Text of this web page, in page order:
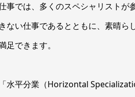
事では、多くのスペシャリストが
ない仕事であるとともに、素晴ら
できます。
水平分業（Horizontal